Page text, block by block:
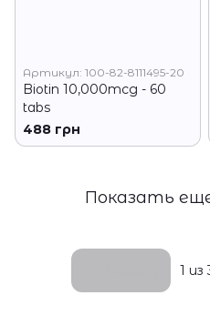
Артикул: 100-82-8111495-20
Biotin 10,000mcg - 60
tabs
488 грн
Показать
1 из